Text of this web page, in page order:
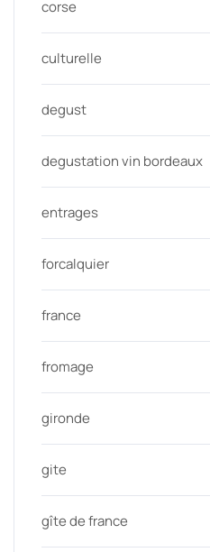
corse
culturelle
degust
degustation vin bordeaux
entrages
forcalquier
france
fromage
gironde
gite
gîte de france